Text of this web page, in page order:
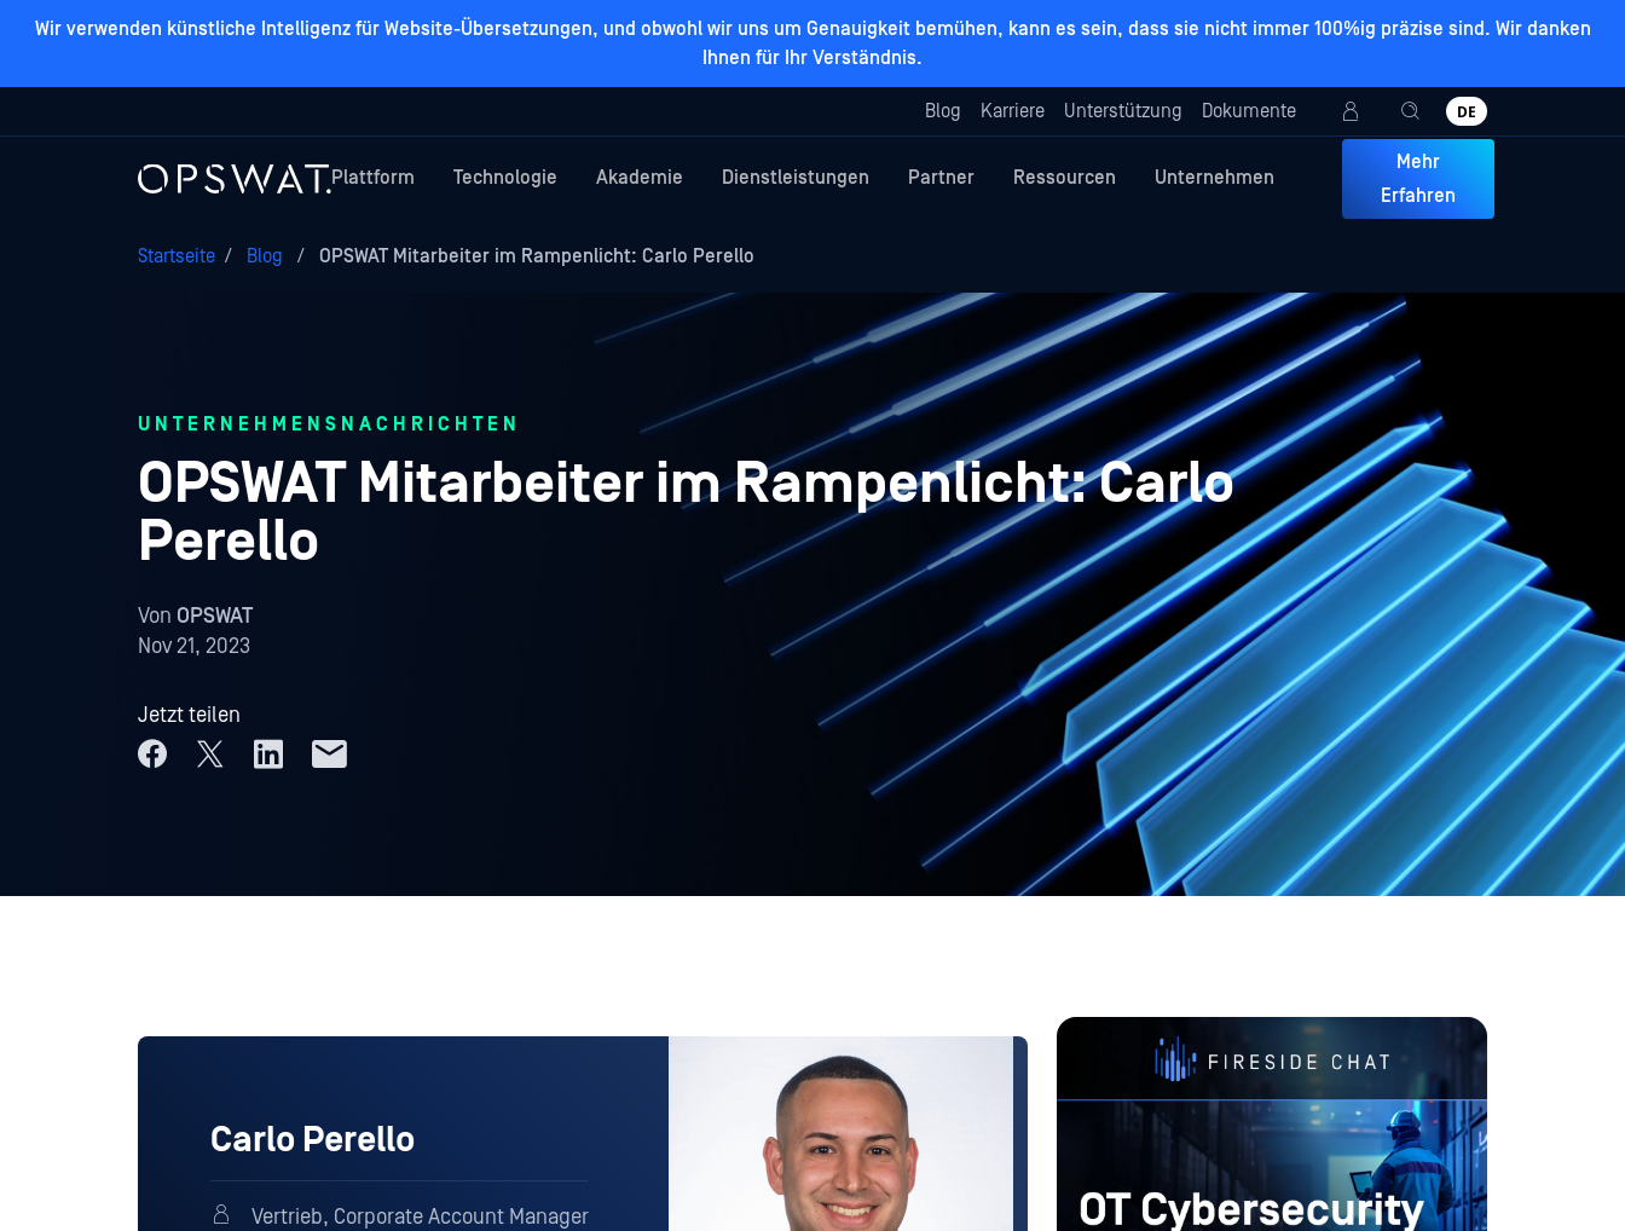
Wir verwenden künstliche Intelligenz für Website-Übersetzungen, und obwohl wir uns um Genauigkeit bemühen, kann es sein, dass sie nicht immer 100%ig präzise sind. Wir danken
Ihnen für Ihr Verständnis.
Blog Karriere Unterstützung Dokumente DE
Plattform Technologie Akademie Dienstleistungen Partner Ressourcen Unternehmen
Mehr
Erfahren
Startseite / Blog / OPSWAT Mitarbeiter im Rampenlicht: Carlo Perello
UNTERNEHMENSNACHRICHTEN
OPSWAT Mitarbeiter im Rampenlicht: Carlo
Perello
Von OPSWAT
Nov 21, 2023
Jetzt teilen
Carlo Perello
Vertrieb, Corporate Account Manager